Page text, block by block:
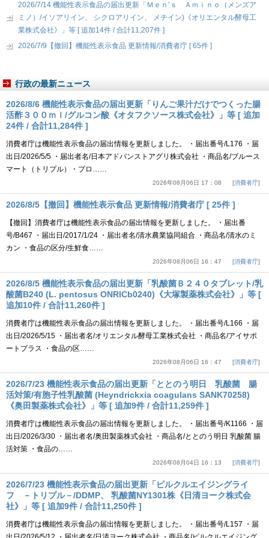
2026/7/14 機能性表示食品の届出更新「Ｍｅｎ’ｓ Ａｍｉｎｏ（メンズア
ミノ）/イソアリイン、 シクロアリイン、 メチイン)《オリエンタル酵母工
業株式会社》」等 [ 追加14件 / 合計11,207件 ]
2026/7/9【撤回】機能性表示食品 更新情報/消費者庁 [ 65件 ]
行政の最新ニュース
2026/8/6 機能性表示食品の届出更新「りんご果汁だけでつくった腸
活酢３００ｍｌ/グルコン酸《オタフクソース株式会社》」等 [ 追加
24件 / 合計11,284件 ]
消費者庁は機能性表示食品の届出情報を更新しました。 ・届出番号/L176 ・届
出日/2026/5/5 ・届出者名/日本アドバンストアグリ株式会社 ・商品名/ブルース
マート（トリプル）・プロ……
2026年08月06日 17：08 消費者庁
2026/8/5【撤回】機能性表示食品 更新情報/消費者庁 [ 25件 ]
【撤回】消費者庁は機能性表示食品の届出情報を更新しました。 ・届出番
号/B467 ・届出日/2017/1/24 ・届出者名/清水農業協同組合 ・商品名/清水のミ
カン ・食品の区分/生鮮食……
2026年08月06日 16：47 消費者庁
2026/8/5 機能性表示食品の届出更新「乳酸菌Ｂ２４０タブレット/乳
酸菌B240 (L. pentosus ONRICb0240)《大塚製薬株式会社》」等 [
追加10件 / 合計11,260件 ]
消費者庁は機能性表示食品の届出情報を更新しました。 ・届出番号/L166 ・届
出日/2026/5/15 ・届出者名/オリエンタル酵母工業株式会社 ・商品名/アイサポ
ートプラス ・食品の区……
2026年08月06日 16：47 消費者庁
2026/7/23 機能性表示食品の届出更新「ととのう明日 乳酸菌 腸
活対策/有胞子性乳酸菌 (Heyndrickxia coagulans SANK70258)
《奥田製薬株式会社》」等 [ 追加9件 / 合計11,259件 ]
消費者庁は機能性表示食品の届出情報を更新しました。 ・届出番号/K1166 ・届
出日/2026/3/30 ・届出者名/奥田製薬株式会社 ・商品名/ととのう明日 乳酸菌 腸
活対策 ・食品の……
2026年08月04日 16：13 消費者庁
2026/7/23 機能性表示食品の届出更新「ピルクルエイジングライ
フ －トリプル－/DDMP、 乳酸菌NY1301株《日清ヨーク株式会
社》」等 [ 追加9件 / 合計11,250件 ]
消費者庁は機能性表示食品の届出情報を更新しました。 ・届出番号/L157 ・届